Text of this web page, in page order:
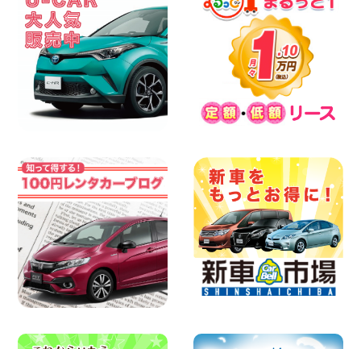
夏季休暇のお知らせ 東京都 墨田文花店
100円レンタカー 墨田文花
2026年08月07日
8月 お盆休みのお知らせ 広島県 ベイシテ
ィ宇品店
100円レンタカー ベイシティ宇品
2026年08月07日
横浜弥生台店限定!!夏季特別キャンペーン
100円レンタカー 横浜弥生台
2026年08月07日
お盆も休まず営業します! 神奈川県 横浜
旭南本宿町店
100円レンタカー 横浜旭南本宿町
2026年08月07日
お引越しに便利で最適!(禁煙車両) 香川県
坂出川津店
100円レンタカー 坂出川津
2026年08月07日
【カーシェアのレンタカーが2台になりま
100円レンタカー 各務原那加